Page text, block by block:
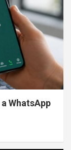
WhatsApp